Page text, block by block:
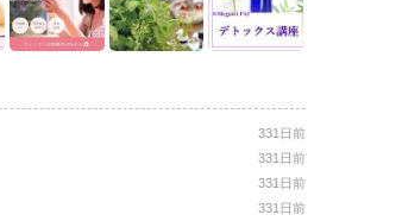
331日前
331日前
331日前
331日前